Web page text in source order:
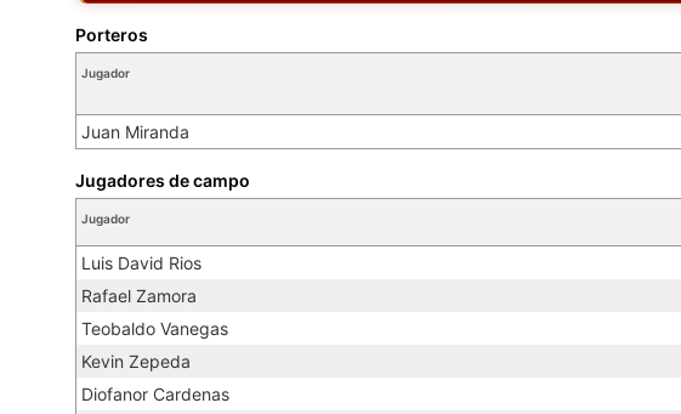
Jugador
Juan Miranda
Porteros
Jugador
Luis David Rios
Rafael Zamora
Teobaldo Vanegas
Kevin Zepeda
Diofanor Cardenas
Jugadores de campo